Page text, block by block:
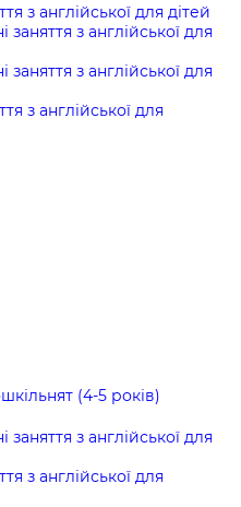
з англійської для дітей
заняття з англійської для
заняття з англійської для
з англійської для
(4-5 років)
заняття з англійської для
з англійської для